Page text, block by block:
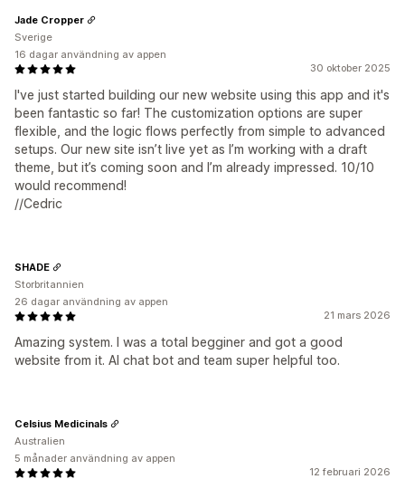
30 oktober 2025
I've just started building our new website using this app and it's
been fantastic so far! The customization options are super
flexible, and the logic flows perfectly from simple to advanced
setups. Our new site isn’t live yet as I’m working with a draft
theme, but it’s coming soon and I’m already impressed. 10/10
would recommend!
//Cedric
Jade Cropper
Sverige
16 dagar användning av appen
21 mars 2026
Amazing system. I was a total begginer and got a good
website from it. AI chat bot and team super helpful too.
SHADE
Storbritannien
26 dagar användning av appen
12 februari 2026
Celsius Medicinals
Australien
5 månader användning av appen